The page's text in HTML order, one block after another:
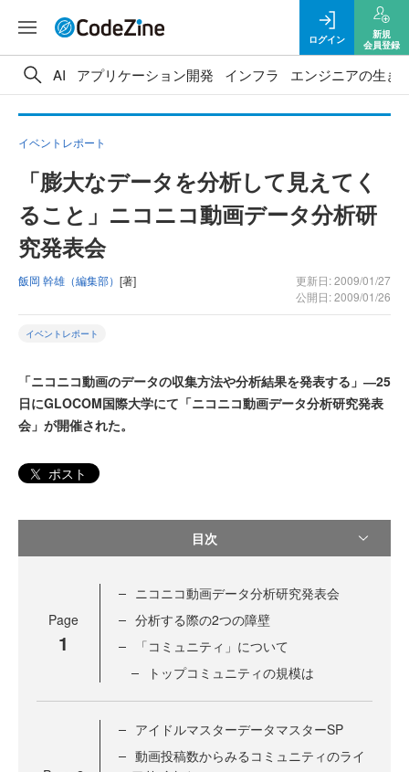
ログイン
新規
会員登録
AI アプリケーション開発 インフラ エンジニアの生き
イベントレポート
「膨大なデータを分析して見えてく
ること」ニコニコ動画データ分析研
究発表会
飯岡 幹雄（編集部） [著]
更新日: 2009/01/27
公開日: 2009/01/26
イベントレポート
「ニコニコ動画のデータの収集方法や分析結果を発表する」―25
日にGLOCOM国際大学にて「ニコニコ動画データ分析研究発表
会」が開催された。
ポスト
目次
Page
1
ニコニコ動画データ分析研究発表会
分析する際の2つの障壁
「コミュニティ」について
トップコミュニティの規模は
アイドルマスターデータマスターSP
動画投稿数からみるコミュニティのライ